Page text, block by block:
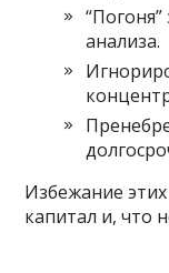
анализа.
Избежание
капитал и, что